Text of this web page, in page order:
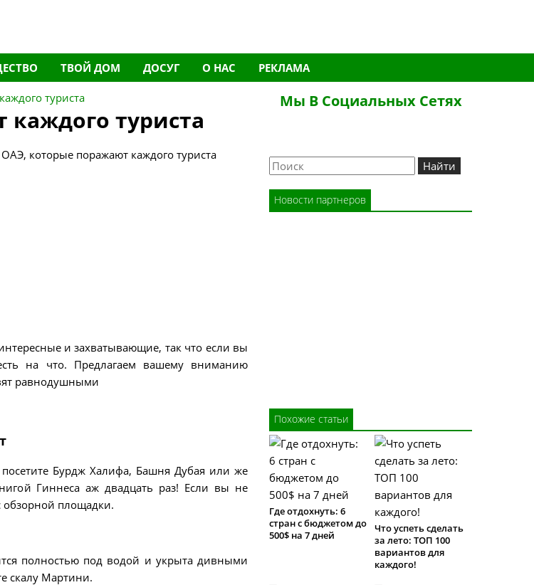
ТВОЙ ДОМ ДОСУГ О НАС РЕКЛАМА
туриста
туриста
и захватывающие, так что если вы
на что. Предлагаем вашему вниманию
равнодушными
Бурдж Халифа, Башня Дубая или же
Гиннеса аж двадцать раз! Если вы не
обзорной площадки.
полностью под водой и укрыта дивными
скалу Мартини.
Мы В Социальных Сетях
Новости партнеров
Похожие статьи
Где отдохнуть: 6
стран с бюджетом до
500$ на 7 дней
Что успеть сделать
за лето: ТОП 100
вариантов для
каждого!